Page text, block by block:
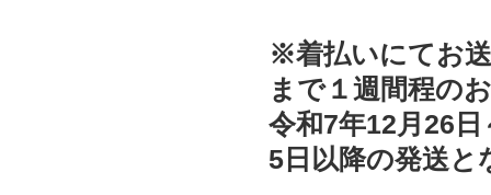
※着払いにてお
まで１週間程の
令和7年12月26
5日以降の発送と